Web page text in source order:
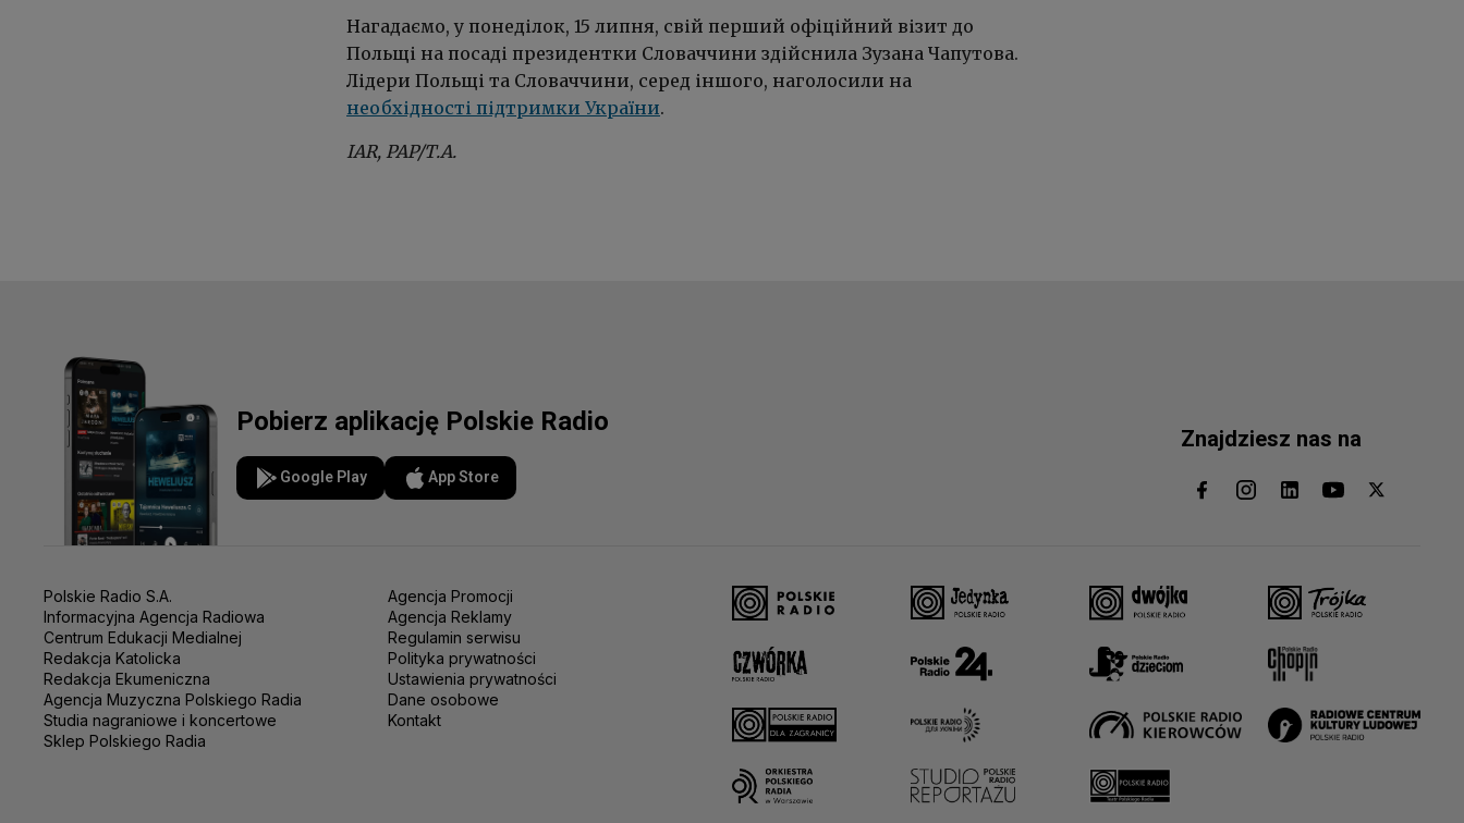
Нагадаємо, у понеділок, 15 липня, свій перший офіційний візит до
Польщі на посаді президентки Словаччини здійснила Зузана Чапутова.
Лідери Польщі та Словаччини, серед іншого, наголосили на
необхідності підтримки України.
IAR, PAP/Т.А.
Pobierz aplikację Polskie Radio
Google Play App Store
Znajdziesz nas na
Polskie Radio S.A.
Informacyjna Agencja Radiowa
Centrum Edukacji Medialnej
Redakcja Katolicka
Redakcja Ekumeniczna
Agencja Muzyczna Polskiego Radia
Studia nagraniowe i koncertowe
Sklep Polskiego Radia
Agencja Promocji
Agencja Reklamy
Regulamin serwisu
Polityka prywatności
Ustawienia prywatności
Dane osobowe
Kontakt